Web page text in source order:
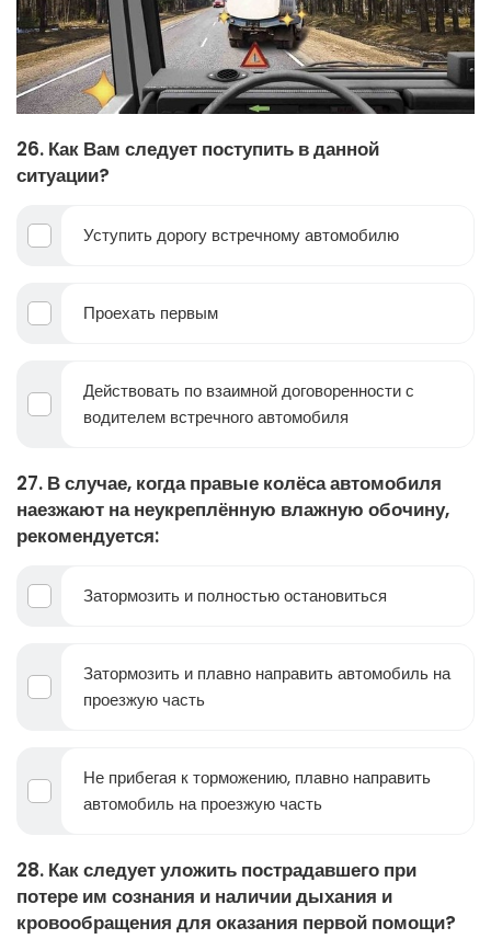
26. Как Вам следует поступить в данной
ситуации?
Уступить дорогу встречному автомобилю
Проехать первым
Действовать по взаимной договоренности с
водителем встречного автомобиля
27. В случае, когда правые колёса автомобиля
наезжают на неукреплённую влажную обочину,
рекомендуется:
Затормозить и полностью остановиться
Затормозить и плавно направить автомобиль на
проезжую часть
Не прибегая к торможению, плавно направить
автомобиль на проезжую часть
28. Как следует уложить пострадавшего при
потере им сознания и наличии дыхания и
кровообращения для оказания первой помощи?